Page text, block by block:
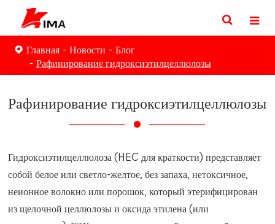
Главная Новости
Блог
Рафинирование гидроксиэтилцеллюлозы
Рафинирование гидроксиэтилцеллюлозы
Гидроксиэтилцеллюлоза (HEC для краткости) представляет
собой белое или светло-желтое, без запаха, нетоксичное,
неионное волокно или порошок, который этерифицирован
из щелочной целлюлозы и оксида этилена (или